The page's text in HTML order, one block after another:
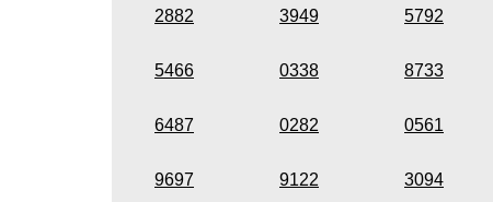
2882 3949 5792
5466 0338 8733
6487 0282 0561
9697 9122 3094